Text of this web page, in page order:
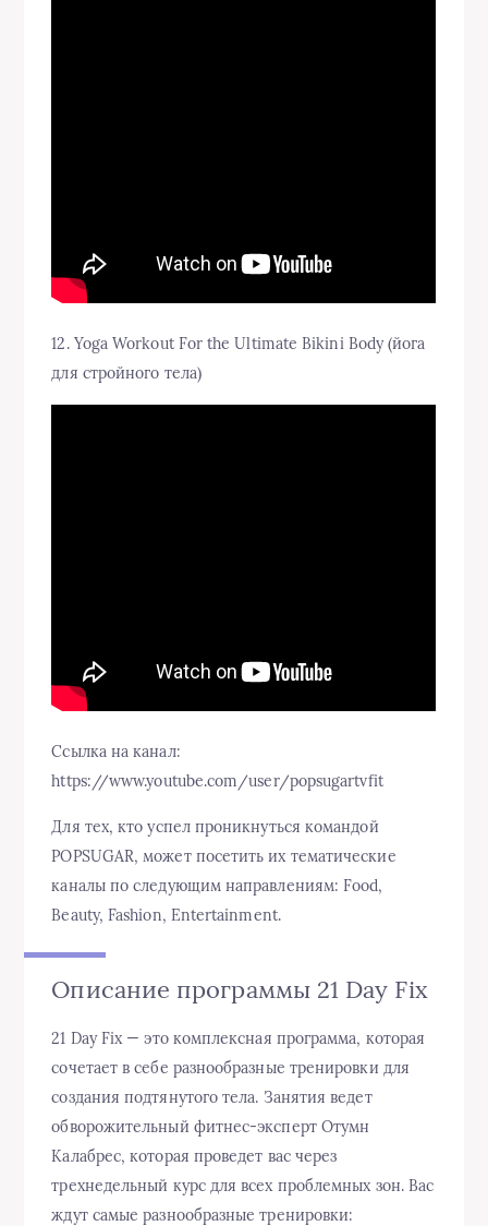
12. Yoga Workout For the Ultimate Bikini Body (йога
для стройного тела)
Ссылка на канал:
https://www.youtube.com/user/popsugartvfit
Для тех, кто успел проникнуться командой
POPSUGAR, может посетить их тематические
каналы по следующим направлениям: Food,
Beauty, Fashion, Entertainment.
Описание программы 21 Day Fix
21 Day Fix — это комплексная программа, которая
сочетает в себе разнообразные тренировки для
создания подтянутого тела. Занятия ведет
обворожительный фитнес-эксперт Отумн
Калабрес, которая проведет вас через
трехнедельный курс для всех проблемных зон. Вас
ждут самые разнообразные тренировки: